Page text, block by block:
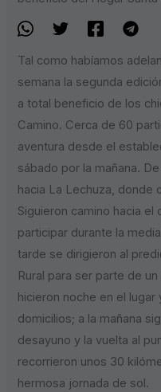
Tal como habíamos
semana la segunda
a total beneficio de los
Camino. Cerca de 60
aventura desde el
sábado por la mañana.
hacia La Lechuza, donde
Siguieron camino hacia el
participar durante la
tarde se dirigieron al
Rural para ser parte de
hicieron noche en el
domicilios; a la mañana
desayuno y la vuelta al
recorrieron unos 30
hermosa jornada de sol.